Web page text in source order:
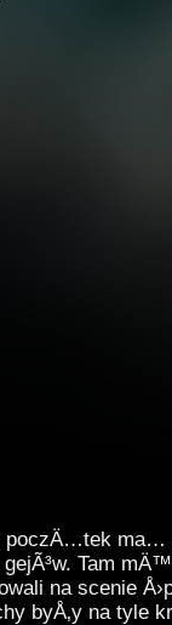
poczÄ…tek ma…
Tam
na scenie
byÅ‚y na tyle